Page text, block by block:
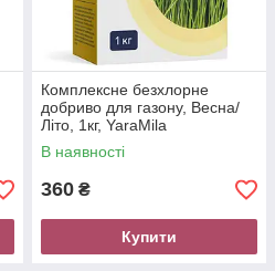
Комплексне безхлорне
добриво для газону, Весна/
Літо, 1кг, YaraMila
В наявності
360 ₴
Купити